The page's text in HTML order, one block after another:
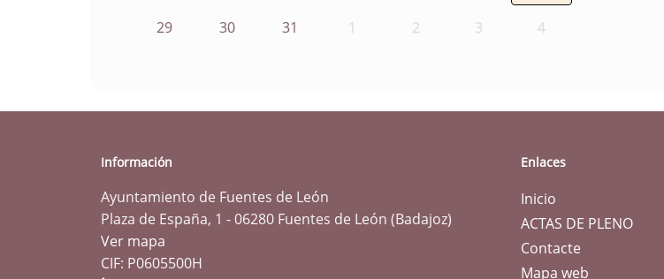
29 30 31 1 2 3 4
Información
Ayuntamiento de Fuentes de León
Plaza de España, 1 - 06280 Fuentes de León (Badajoz)
Ver mapa
CIF: P0605500H
Enlaces
Inicio
ACTAS DE PLENO
Contacte
Mapa web